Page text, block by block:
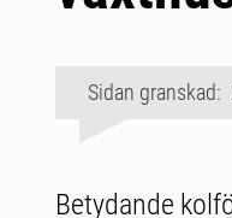
Sidan
Betydande